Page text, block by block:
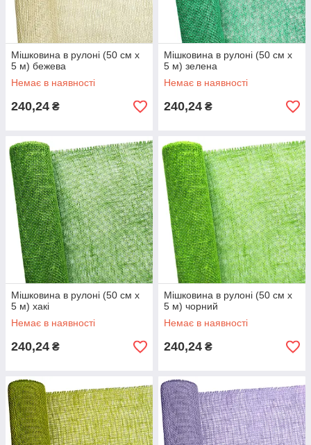
Мішковина в рулоні (50 см х
5 м) бежева
Немає в наявності
240,24 ₴
Мішковина в рулоні (50 см х
5 м) зелена
Немає в наявності
240,24 ₴
Мішковина в рулоні (50 см х
5 м) хакі
Немає в наявності
240,24 ₴
Мішковина в рулоні (50 см х
5 м) чорний
Немає в наявності
240,24 ₴